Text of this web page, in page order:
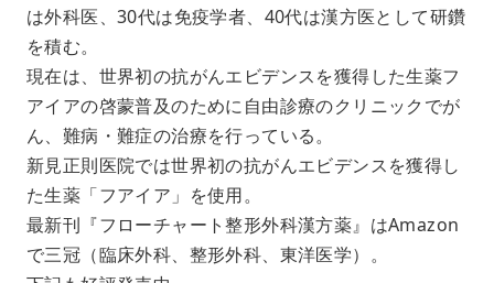
は外科医、30代は免疫学者、40代は漢方医として研鑽
を積む。
現在は、世界初の抗がんエビデンスを獲得した生薬フ
アイアの啓蒙普及のために自由診療のクリニックでが
ん、難病・難症の治療を行っている。
新見正則医院では世界初の抗がんエビデンスを獲得し
た生薬「フアイア」を使用。
最新刊『フローチャート整形外科漢方薬』はAmazon
で三冠（臨床外科、整形外科、東洋医学）。